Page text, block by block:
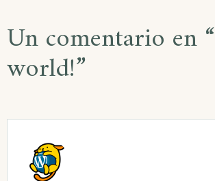
Un comentario en “
world!”